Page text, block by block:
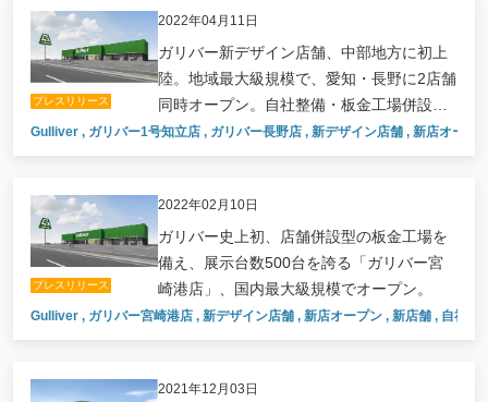
2022年04月11日
プレスリリース
ガリバー新デザイン店舗、中部地方に初上
陸。地域最大級規模で、愛知・長野に2店舗
同時オープン。自社整備・板金工場併設で
地域の安心に根ざす。
Gulliver , ガリバー1号知立店 , ガリバー長野店 , 新デザイン店舗 , 新店オープ
2022年02月10日
プレスリリース
ガリバー史上初、店舗併設型の板金工場を
備え、展示台数500台を誇る「ガリバー宮
崎港店」、国内最大級規模でオープン。
Gulliver , ガリバー宮崎港店 , 新デザイン店舗 , 新店オープン , 新店舗 , 自社整
2021年12月03日